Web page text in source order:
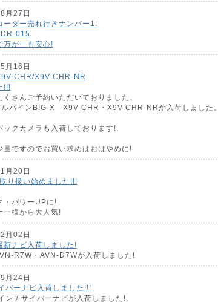
月27日
ーダー売れ行きナンバー1!
015
万が一も安心!
月16日
CHR/X9V-CHR-NR
!!!
くさんご予約いただいておりました、
パインBIG-X X9V-CHR・X9V-CHR-NRが入荷しました。
ックカメラも入荷しております!
量ですのでお買い求めはおはやめに!
月20日
り扱い始めました!!!
・パワーUPに!
ー様から大人気!
月02日
新ナビ入荷しました!
R7W・AVN-D7Wが入荷しました!
月24日
バーナビ入荷しました!!!
ンチサイバーナビが入荷しました!